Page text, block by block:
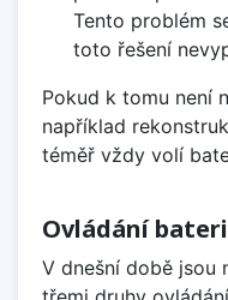
Tento problém
toto řešení
Pokud k tomu není
například
téměř vždy volí
Ovládání
V dnešní době jsou